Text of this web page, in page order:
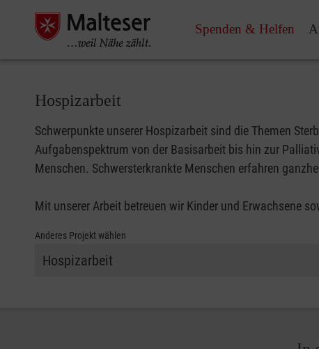
Spenden & Helfen
Hospizarbeit
Schwerpunkte unserer Hospizarbeit sind die Themen
Aufgabenspektrum von der Basisarbeit bis hin zur
Menschen. Schwersterkrankte Menschen erfahren
Mit unserer Arbeit betreuen wir Kinder und Erwachsene
Anderes Projekt wählen